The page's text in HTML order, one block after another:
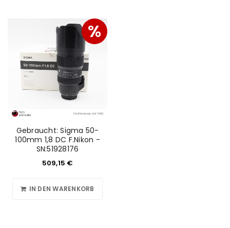
%
Gebraucht: Sigma 50-
100mm 1,8 DC F.Nikon -
SN:51928176
509,15 €
IN DEN WARENKORB